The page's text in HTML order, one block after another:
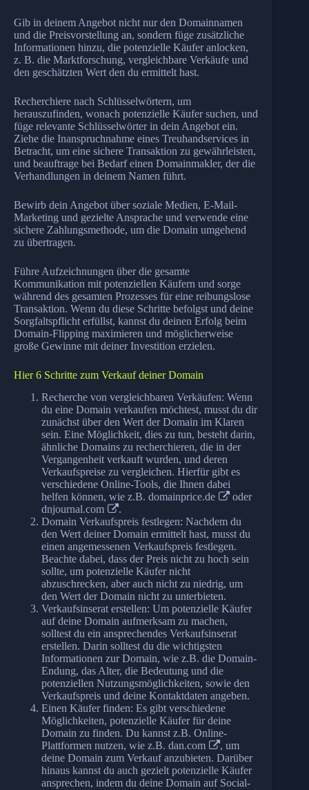
Gib in deinem Angebot nicht nur den Domainnamen
und die Preisvorstellung an, sondern füge zusätzliche
Informationen hinzu, die potenzielle Käufer anlocken,
z. B. die Marktforschung, vergleichbare Verkäufe und
den geschätzten Wert den du ermittelt hast.
Recherchiere nach Schlüsselwörtern, um
herauszufinden, wonach potenzielle Käufer suchen, und
füge relevante Schlüsselwörter in dein Angebot ein.
Ziehe die Inanspruchnahme eines Treuhandservices in
Betracht, um eine sichere Transaktion zu gewährleisten,
und beauftrage bei Bedarf einen Domainmakler, der die
Verhandlungen in deinem Namen führt.
Bewirb dein Angebot über soziale Medien, E-Mail-
Marketing und gezielte Ansprache und verwende eine
sichere Zahlungsmethode, um die Domain umgehend
zu übertragen.
Führe Aufzeichnungen über die gesamte
Kommunikation mit potenziellen Käufern und sorge
während des gesamten Prozesses für eine reibungslose
Transaktion. Wenn du diese Schritte befolgst und deine
Sorgfaltspflicht erfüllst, kannst du deinen Erfolg beim
Domain-Flipping maximieren und möglicherweise
große Gewinne mit deiner Investition erzielen.
Hier 6 Schritte zum Verkauf deiner Domain
Recherche von vergleichbaren Verkäufen: Wenn
du eine Domain verkaufen möchtest, musst du dir
zunächst über den Wert der Domain im Klaren
sein. Eine Möglichkeit, dies zu tun, besteht darin,
ähnliche Domains zu recherchieren, die in der
Vergangenheit verkauft wurden, und deren
Verkaufspreise zu vergleichen. Hierfür gibt es
verschiedene Online-Tools, die Ihnen dabei
helfen können, wie z.B. domainprice.de
oder
dnjournal.com
.
Domain Verkaufspreis festlegen: Nachdem du
den Wert deiner Domain ermittelt hast, musst du
einen angemessenen Verkaufspreis festlegen.
Beachte dabei, dass der Preis nicht zu hoch sein
sollte, um potenzielle Käufer nicht
abzuschrecken, aber auch nicht zu niedrig, um
den Wert der Domain nicht zu unterbieten.
Verkaufsinserat erstellen: Um potenzielle Käufer
auf deine Domain aufmerksam zu machen,
solltest du ein ansprechendes Verkaufsinserat
erstellen. Darin solltest du die wichtigsten
Informationen zur Domain, wie z.B. die Domain-
Endung, das Alter, die Bedeutung und die
potenziellen Nutzungsmöglichkeiten, sowie den
Verkaufspreis und deine Kontaktdaten angeben.
Einen Käufer finden: Es gibt verschiedene
Möglichkeiten, potenzielle Käufer für deine
Domain zu finden. Du kannst z.B. Online-
Plattformen nutzen, wie z.B. dan.com
, um
deine Domain zum Verkauf anzubieten. Darüber
hinaus kannst du auch gezielt potenzielle Käufer
ansprechen, indem du deine Domain auf Social-